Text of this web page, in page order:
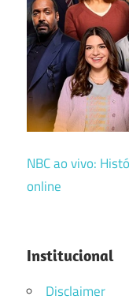
NBC ao vivo:
online
Institucional
Disclaimer